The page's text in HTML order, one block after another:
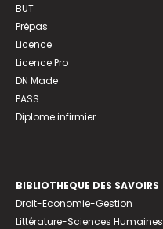
BUT
Prépas
Licence
Licence Pro
DN Made
PASS
Diplome infirmier
BIBLIOTHEQUE DES SAVOIRS
Droit-Economie-Gestion
Littérature-Sciences Humaines